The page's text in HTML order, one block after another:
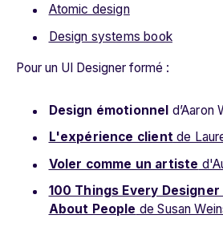
Atomic design
Design systems book
Pour un UI Designer formé :
Design émotionnel d’Aaron
L'expérience clientde
Voler comme un artiste
100 Things Every
About People de Susan